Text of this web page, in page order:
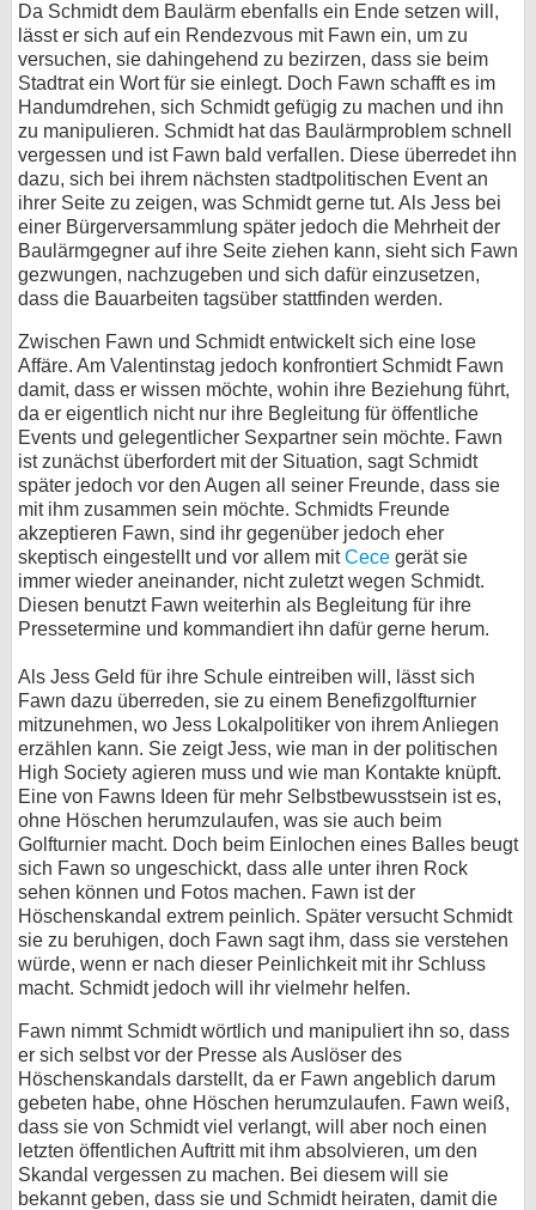
Da Schmidt dem Baulärm ebenfalls ein Ende setzen will,
lässt er sich auf ein Rendezvous mit Fawn ein, um zu
versuchen, sie dahingehend zu bezirzen, dass sie beim
Stadtrat ein Wort für sie einlegt. Doch Fawn schafft es im
Handumdrehen, sich Schmidt gefügig zu machen und ihn
zu manipulieren. Schmidt hat das Baulärmproblem schnell
vergessen und ist Fawn bald verfallen. Diese überredet ihn
dazu, sich bei ihrem nächsten stadtpolitischen Event an
ihrer Seite zu zeigen, was Schmidt gerne tut. Als Jess bei
einer Bürgerversammlung später jedoch die Mehrheit der
Baulärmgegner auf ihre Seite ziehen kann, sieht sich Fawn
gezwungen, nachzugeben und sich dafür einzusetzen,
dass die Bauarbeiten tagsüber stattfinden werden.
Zwischen Fawn und Schmidt entwickelt sich eine lose
Affäre. Am Valentinstag jedoch konfrontiert Schmidt Fawn
damit, dass er wissen möchte, wohin ihre Beziehung führt,
da er eigentlich nicht nur ihre Begleitung für öffentliche
Events und gelegentlicher Sexpartner sein möchte. Fawn
ist zunächst überfordert mit der Situation, sagt Schmidt
später jedoch vor den Augen all seiner Freunde, dass sie
mit ihm zusammen sein möchte. Schmidts Freunde
akzeptieren Fawn, sind ihr gegenüber jedoch eher
skeptisch eingestellt und vor allem mitCece gerät sie
immer wieder aneinander, nicht zuletzt wegen Schmidt.
Diesen benutzt Fawn weiterhin als Begleitung für ihre
Pressetermine und kommandiert ihn dafür gerne herum.
Als Jess Geld für ihre Schule eintreiben will, lässt sich
Fawn dazu überreden, sie zu einem Benefizgolfturnier
mitzunehmen, wo Jess Lokalpolitiker von ihrem Anliegen
erzählen kann. Sie zeigt Jess, wie man in der politischen
High Society agieren muss und wie man Kontakte knüpft.
Eine von Fawns Ideen für mehr Selbstbewusstsein ist es,
ohne Höschen herumzulaufen, was sie auch beim
Golfturnier macht. Doch beim Einlochen eines Balles beugt
sich Fawn so ungeschickt, dass alle unter ihren Rock
sehen können und Fotos machen. Fawn ist der
Höschenskandal extrem peinlich. Später versucht Schmidt
sie zu beruhigen, doch Fawn sagt ihm, dass sie verstehen
würde, wenn er nach dieser Peinlichkeit mit ihr Schluss
macht. Schmidt jedoch will ihr vielmehr helfen.
Fawn nimmt Schmidt wörtlich und manipuliert ihn so, dass
er sich selbst vor der Presse als Auslöser des
Höschenskandals darstellt, da er Fawn angeblich darum
gebeten habe, ohne Höschen herumzulaufen. Fawn weiß,
dass sie von Schmidt viel verlangt, will aber noch einen
letzten öffentlichen Auftritt mit ihm absolvieren, um den
Skandal vergessen zu machen. Bei diesem will sie
bekannt geben, dass sie und Schmidt heiraten, damit die
Datenschutz
Cookie-Einstellungen
Impressum
Desktop-Ansicht
myFanbase